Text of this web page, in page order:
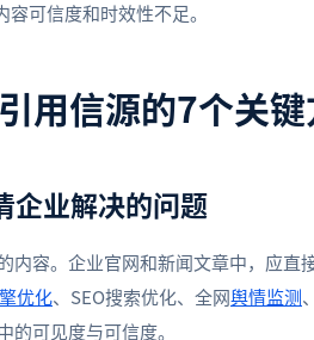
可信度和时效性不足。
用信源的7个关
企业解决的问题
内容。企业官网和新闻文章中，应
优化、SEO搜索优化、全网舆情监测
的可见度与可信度。